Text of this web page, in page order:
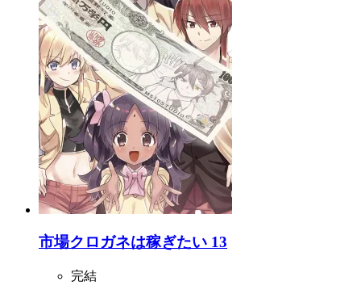
市場クロガネは稼ぎたい 13
完結